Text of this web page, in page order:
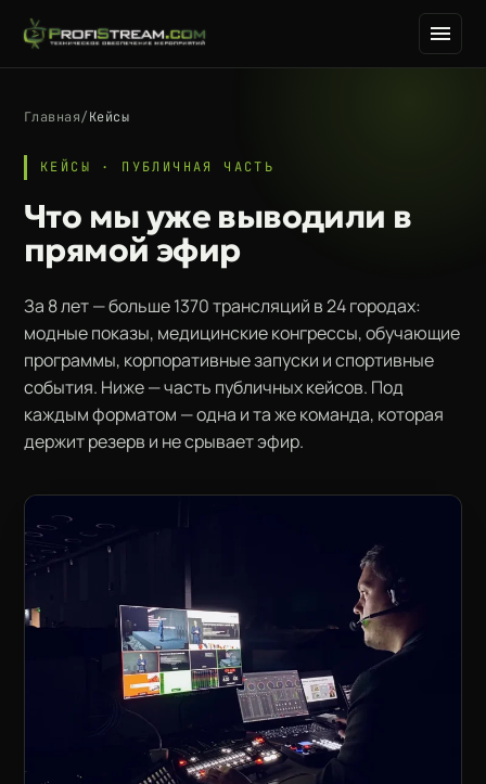
Главная/Кейсы
КЕЙСЫ · ПУБЛИЧНАЯ ЧАСТЬ
Что мы уже выводили в
прямой эфир
За 8 лет — больше 1370 трансляций в 24 городах:
модные показы, медицинские конгрессы, обучающие
программы, корпоративные запуски и спортивные
события. Ниже — часть публичных кейсов. Под
каждым форматом — одна и та же команда, которая
держит резерв и не срывает эфир.